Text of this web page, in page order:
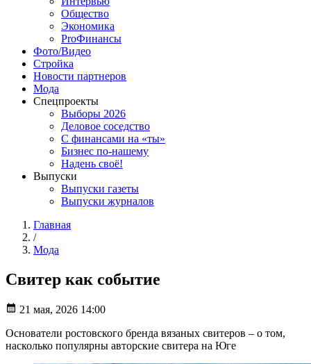
Общество
Экономика
ProФинансы
Фото/Видео
Стройка
Новости партнеров
Мода
Спецпроекты
Выборы 2026
Деловое соседство
С финансами на «ты»
Бизнес по-нашему
Надень своё!
Выпуски
Выпуски газеты
Выпуски журналов
Главная
/
Мода
Свитер как событие
21 мая, 2026 14:00
Основатели ростовского бренда вязаных свитеров – о том,
насколько популярны авторские свитера на Юге